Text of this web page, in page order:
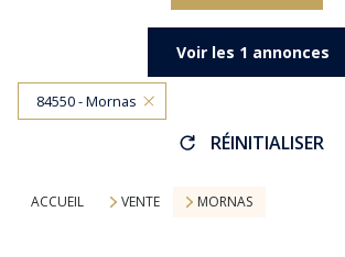
Voir les 1 annonces
84550 - Mornas
RÉINITIALISER
ACCUEIL VENTE MORNAS